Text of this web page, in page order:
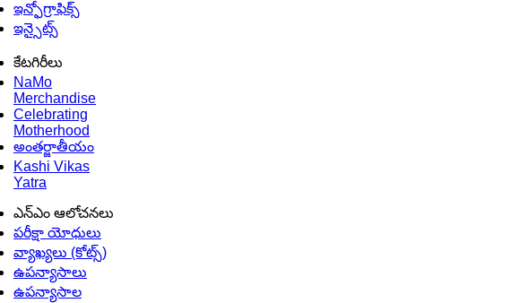
ఇన్ఫోగ్రాఫిక్స్
ఇన్సైట్స్
కేటగిరీలు
NaMo
Merchandise
Celebrating
Motherhood
అంతర్జాతీయం
Kashi Vikas
Yatra
ఎన్ఎం ఆలోచనలు
పరీక్షా యోధులు
వ్యాఖ్యలు (కోట్స్)
ఉపన్యాసాలు
ఉపన్యాసాల